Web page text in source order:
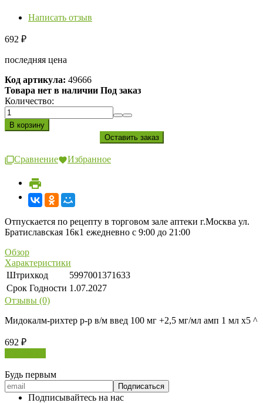
Написать отзыв
692 ₽
последняя цена
Код артикула: 49666
Товара нет в наличии Под заказ
Количество:
Сравнение Избранное
Отпускается по рецепту в торговом зале аптеки г.Москва ул.
Братиславская 16к1 ежедневно с 9:00 до 21:00
Обзор
Характеристики
Штрихкод
5997001371633
Срок Годности 1.07.2027
Отзывы (0)
Мидокалм-рихтер р-р в/м введ 100 мг +2,5 мг/мл амп 1 мл х5 ^
692 ₽
Будь первым
Подписывайтесь на нас